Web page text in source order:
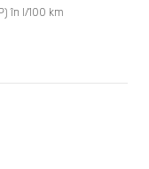
în l/100 km